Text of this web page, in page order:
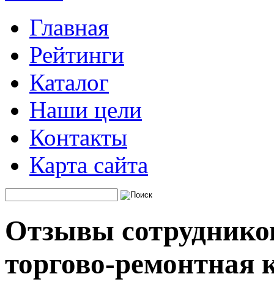
Главная
Рейтинги
Каталог
Наши цели
Контакты
Карта сайта
Отзывы
торгово-ремонтная